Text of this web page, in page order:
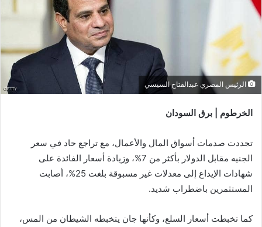
الرئيس المصري عبدالفتاح السيسي
الخرطوم | برق السودان
تجددت صدمات أسواق المال والأعمال، مع تراجع حاد في سعر
الجنيه مقابل الدولار بأكثر من 7%، وزيادة أسعار الفائدة على
شهادات الإيداع إلى معدلات غير مسبوقة بلغت 25%، أصابت
المستثمرين باضطراب شديد.
كما تخبطت أسعار السلع، وكأنها جان يتخبطه الشيطان من المس،